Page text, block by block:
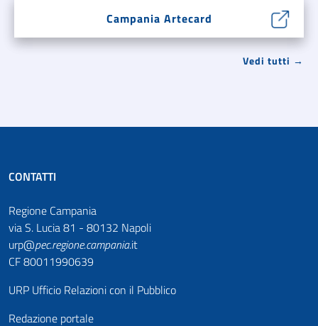
Campania Artecard
Vedi tutti →
CONTATTI
Regione Campania
via S. Lucia 81 - 80132 Napoli
urp@pec.regione.campania.it
CF 80011990639
URP Ufficio Relazioni con il Pubblico
Redazione portale